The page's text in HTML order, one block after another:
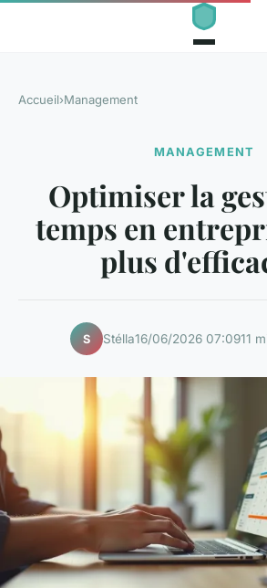
Accueil›Management
MANAGEMENT
Optimiser la
temps en
plus
S Stélla16/06/2026 07:0911